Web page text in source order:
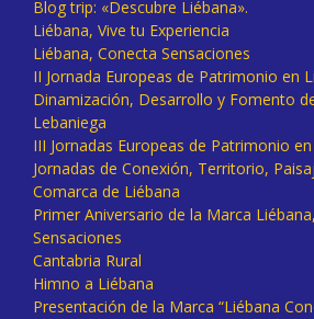
Blog trip: «Descubre Liébana».
Liébana, Vive tu Experiencia
Liébana, Conecta Sensaciones
II Jornada Europeas de Patrimonio en
Dinamización, Desarrollo y Fomento
Lebaniega
III Jornadas Europeas de Patrimonio
Jornadas de Conexión, Territorio,
Comarca de Liébana
Primer Aniversario de la Marca
Sensaciones
Cantabria Rural
Himno a Liébana
Presentación de la Marca “Liébana